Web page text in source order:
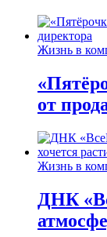
Жизнь в
от
Жизнь в
ДНК